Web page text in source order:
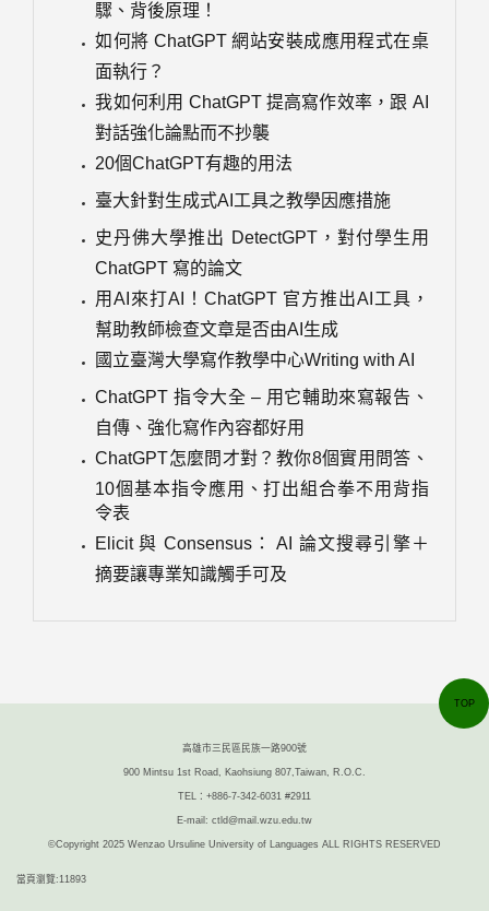
驟、背後原理！
如何將 ChatGPT 網站安裝成應用程式在桌
面執行？
我如何利用 ChatGPT 提高寫作效率，跟 AI
對話強化論點而不抄襲
20個ChatGPT有趣的用法
臺大針對生成式AI工具之教學因應措施
史丹佛大學推出 DetectGPT，對付學生用
ChatGPT 寫的論文
用AI來打AI！ChatGPT 官方推出AI工具，
幫助教師檢查文章是否由AI生成
國立臺灣大學寫作教學中心Writing with AI
ChatGPT 指令大全 – 用它輔助來寫報告、
自傳、強化寫作內容都好用
ChatGPT怎麼問才對？教你8個實用問答、
10個基本指令應用、打出組合拳不用背指
令表
Elicit 與 Consensus： AI 論文搜尋引擎＋
摘要讓專業知識觸手可及
高雄市三民區民族一路900號
900 Mintsu 1st Road, Kaohsiung 807,Taiwan, R.O.C.
TEL：+886-7-342-6031 #2911
E-mail: ctld@mail.wzu.edu.tw
©Copyright 2025 Wenzao Ursuline University of Languages ALL RIGHTS RESERVED
當頁瀏覽:11893
TOP